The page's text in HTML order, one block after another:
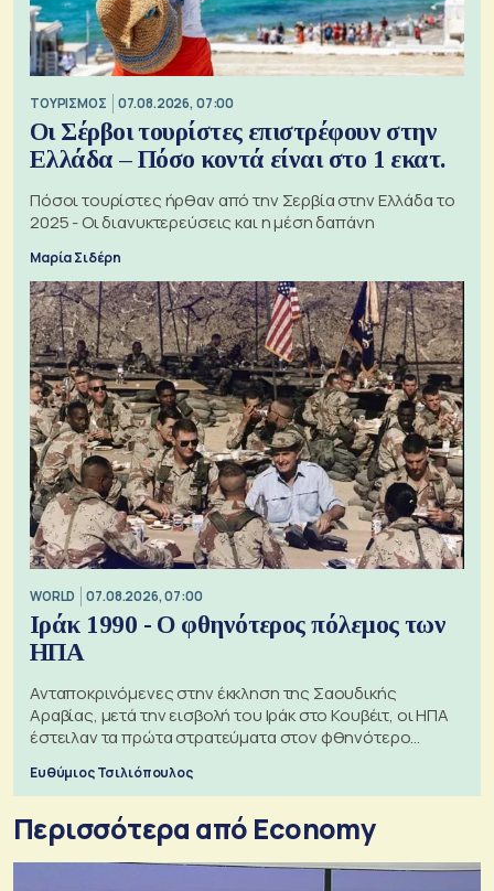
ΤΟΥΡΙΣΜΟΣ 07.08.2026, 07:00
Οι Σέρβοι τουρίστες επιστρέφουν στην
Ελλάδα – Πόσο κοντά είναι στο 1 εκατ.
Πόσοι τουρίστες ήρθαν από την Σερβία στην Ελλάδα το
2025 - Οι διανυκτερεύσεις και η μέση δαπάνη
Μαρία Σιδέρη
WORLD 07.08.2026, 07:00
Ιράκ 1990 - Ο φθηνότερος πόλεμος των
ΗΠΑ
Ανταποκρινόμενες στην έκκληση της Σαουδικής
Αραβίας, μετά την εισβολή του Ιράκ στο Κουβέιτ, οι ΗΠΑ
έστειλαν τα πρώτα στρατεύματα στον φθηνότερο
Ευθύμιος Τσιλιόπουλος
Περισσότερα από Economy